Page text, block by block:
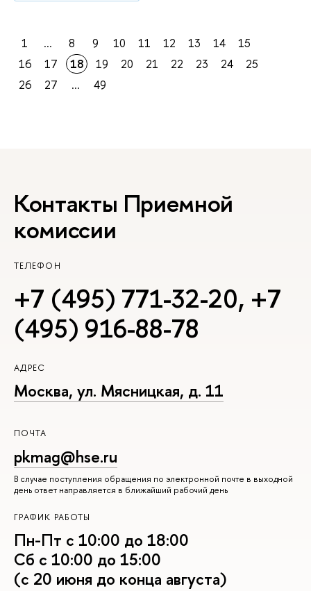
1 ... 8 9 10 11 12 13 14
15
16
17 18 19 20 21 22 23 24
25
26
27 ... 49
Контакты Приемной
комиссии
ТЕЛЕФОН
+7 (495) 771-32-20, +7
(495) 916-88-78
АДРЕС
Москва, ул. Мясницкая, д. 11
ПОЧТА
pkmag@hse.ru
В случае поступления обращения по электронной почте в выходной
день ответ направляется в ближайший рабочий день
ГРАФИК РАБОТЫ
Пн-Пт с 10:00 до 18:00
Сб с 10:00 до 15:00
(с 20 июня до конца августа)